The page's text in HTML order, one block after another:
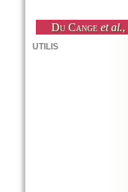
Du Cange et al.,